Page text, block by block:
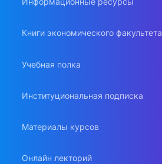
Книги экономического факультета
Учебная полка
Институциональная подписка
Материалы курсов
Онлайн лекторий